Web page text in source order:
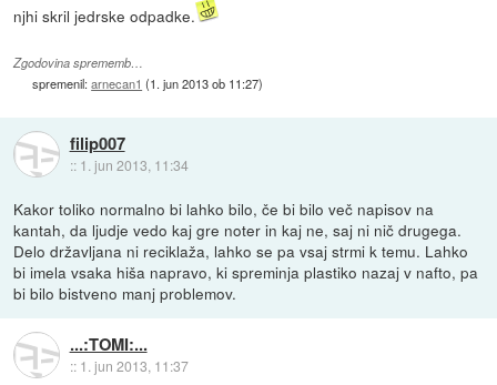
njhi skril jedrske odpadke.
Zgodovina sprememb…
spremenil:arnecan1 (1. jun 2013 ob 11:27)
filip007
:: 1. jun 2013, 11:34
Kakor toliko normalno bi lahko bilo, če bi bilo več napisov na
kantah, da ljudje vedo kaj gre noter in kaj ne, saj ni nič drugega.
Delo državljana ni reciklaža, lahko se pa vsaj strmi k temu. Lahko
bi imela vsaka hiša napravo, ki spreminja plastiko nazaj v nafto, pa
bi bilo bistveno manj problemov.
...:TOMI:...
:: 1. jun 2013, 11:37